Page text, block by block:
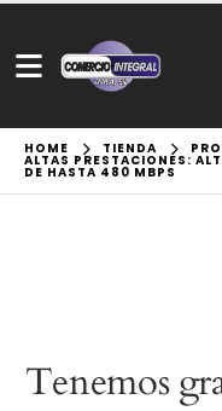
HOME TIENDA
ALTAS PRESTACIONES:
DE HASTA 480 MBPS
Tenemos